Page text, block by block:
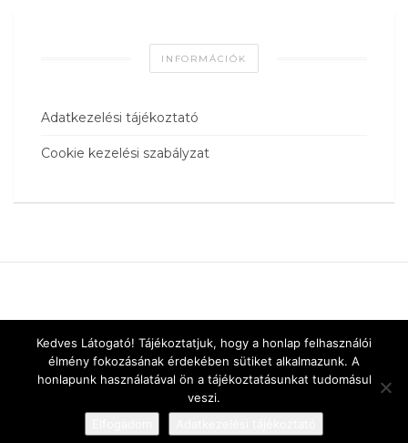
INFORMÁCIÓK
Adatkezelési tájékoztató
Cookie kezelési szabályzat
Kedves Látogató! Tájékoztatjuk, hogy a honlap felhasználói
élmény fokozásának érdekében sütiket alkalmazunk. A
honlapunk használatával ön a tájékoztatásunkat tudomásul
veszi.